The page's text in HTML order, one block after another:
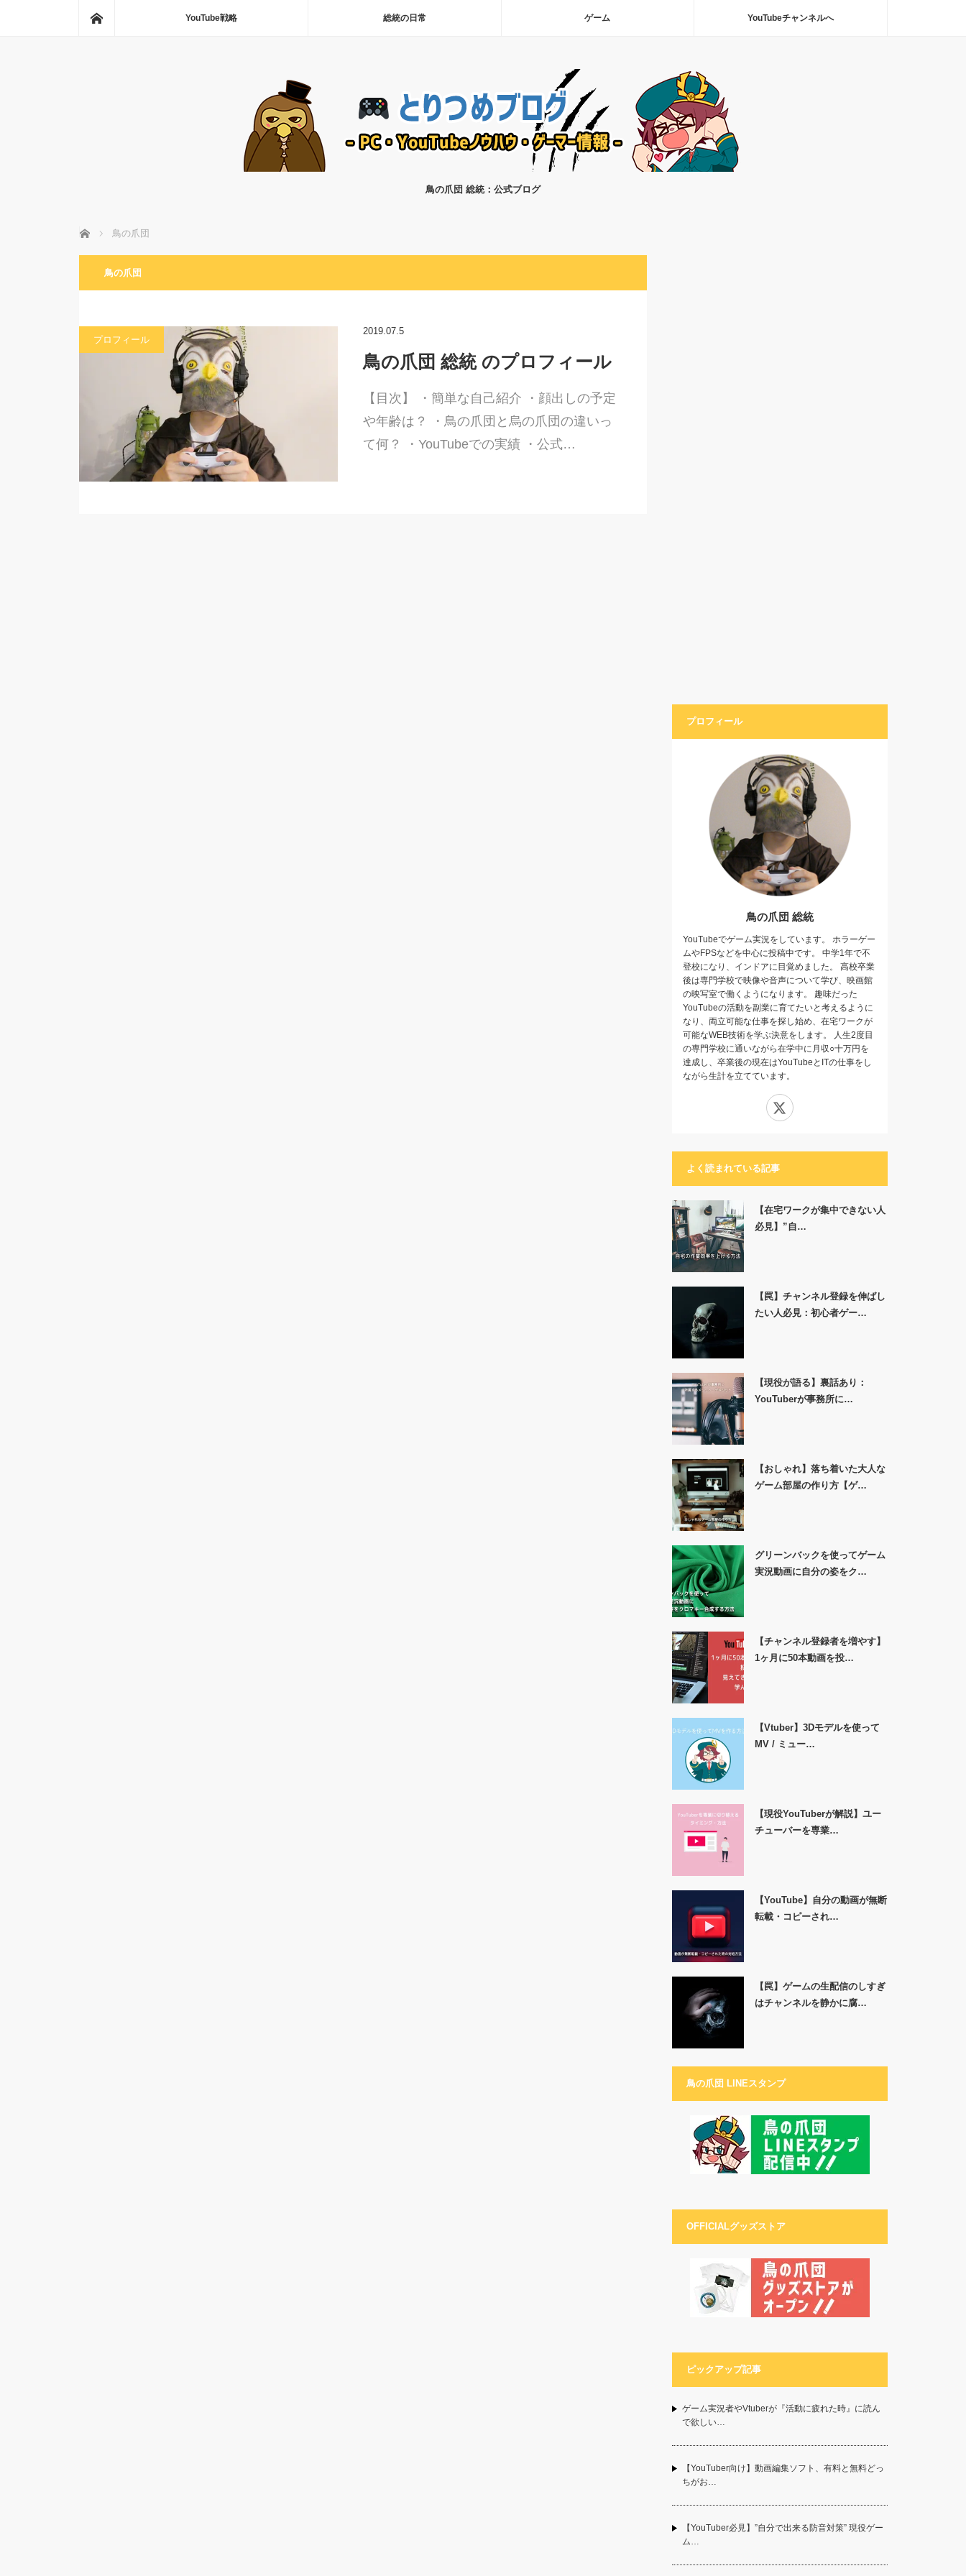
YouTube戦略 総統の日常 ゲーム YouTubeチャンネルへ
鳥の爪団 総統：公式ブログ
ホーム 鳥の爪団
鳥の爪団
プロフィール
2019.07.5
鳥の爪団 総統 のプロフィール
【目次】 ・簡単な自己紹介 ・顔出しの予定
や年齢は？ ・鳥の爪団と烏の爪団の違いっ
て何？ ・YouTubeでの実績 ・公式…
プロフィール
鳥の爪団 総統
YouTubeでゲーム実況をしています。 ホラーゲー
ムやFPSなどを中心に投稿中です。 中学1年で不
登校になり、インドアに目覚めました。 高校卒業
後は専門学校で映像や音声について学び、映画館
の映写室で働くようになります。 趣味だった
YouTubeの活動を副業に育てたいと考えるように
なり、両立可能な仕事を探し始め、在宅ワークが
可能なWEB技術を学ぶ決意をします。 人生2度目
の専門学校に通いながら在学中に月収○十万円を
達成し、卒業後の現在はYouTubeとITの仕事をし
ながら生計を立てています。
よく読まれている記事
【在宅ワークが集中できない人
必見】”自…
【罠】チャンネル登録を伸ばし
たい人必見：初心者ゲー…
【現役が語る】裏話あり：
YouTuberが事務所に…
【おしゃれ】落ち着いた大人な
ゲーム部屋の作り方【ゲ…
グリーンバックを使ってゲーム
実況動画に自分の姿をク…
【チャンネル登録者を増やす】
1ヶ月に50本動画を投…
【Vtuber】3Dモデルを使って
MV / ミュー…
【現役YouTuberが解説】ユー
チューバーを専業…
【YouTube】自分の動画が無断
転載・コピーされ…
【罠】ゲームの生配信のしすぎ
はチャンネルを静かに腐…
鳥の爪団 LINEスタンプ
OFFICIALグッズストア
ピックアップ記事
ゲーム実況者やVtuberが『活動に疲れた時』に読ん
で欲しい…
【YouTuber向け】動画編集ソフト、有料と無料どっ
ちがお…
【YouTuber必見】”自分で出来る防音対策” 現役ゲー
ム…